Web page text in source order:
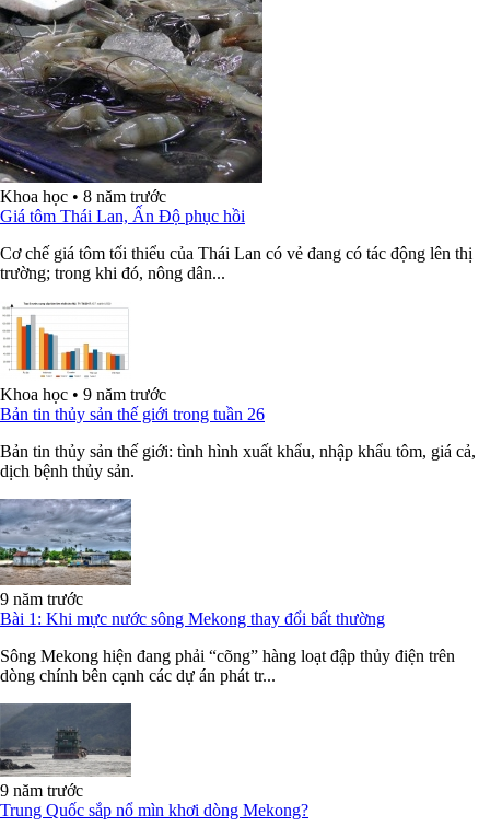
Khoa học • 8 năm trước
Giá tôm Thái Lan, Ấn Độ phục hồi
Cơ chế giá tôm tối thiểu của Thái Lan có vẻ đang có tác động lên thị
trường; trong khi đó, nông dân...
Khoa học • 9 năm trước
Bản tin thủy sản thế giới trong tuần 26
Bản tin thủy sản thế giới: tình hình xuất khẩu, nhập khẩu tôm, giá cả,
dịch bệnh thủy sản.
9 năm trước
Bài 1: Khi mực nước sông Mekong thay đổi bất thường
Sông Mekong hiện đang phải “cõng” hàng loạt đập thủy điện trên
dòng chính bên cạnh các dự án phát tr...
9 năm trước
Trung Quốc sắp nổ mìn khơi dòng Mekong?